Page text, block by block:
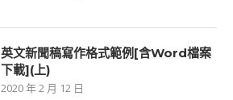
英文新聞稿寫作格式範例[含Word檔案
下載](上)
2020 年 2 月 12 日